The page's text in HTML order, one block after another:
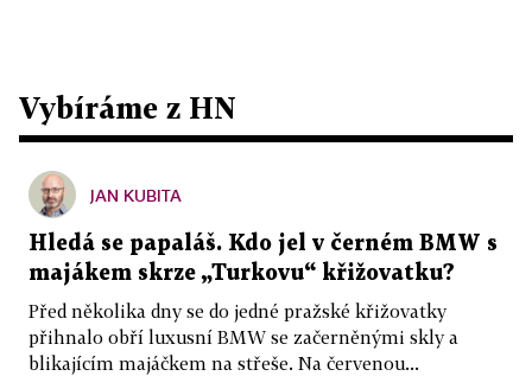
Vybíráme z HN
JAN KUBITA
Hledá se papaláš. Kdo jel v černém BMW s
majákem skrze „Turkovu“ křižovatku?
Před několika dny se do jedné pražské křižovatky
přihnalo obří luxusní BMW se začerněnými skly a
blikajícím majáčkem na střeše. Na červenou...